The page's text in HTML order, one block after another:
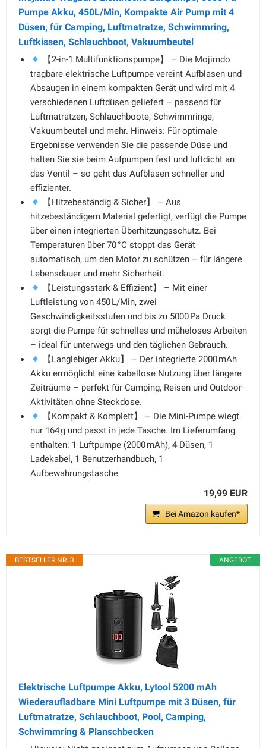
Pumpe Akku, 450L/Min, Kompakte Air Pump mit 4
Düsen, für Camping, Luftmatratze, Schwimmring,
Luftkissen, Schlauchboot, Vakuumbeutel
【2-in-1 Multifunktionspumpe】 – Die Mojimdo
tragbare elektrische Luftpumpe vereint Aufblasen und
Absaugen in einem kompakten Gerät und wird mit 4
verschiedenen Luftdüsen geliefert – passend für
Luftmatratzen, Schlauchboote, Schwimmringe,
Vakuumbeutel und mehr. Hinweis: Für optimale
Ergebnisse verwenden Sie die passende Düse und
halten Sie sie beim Aufpumpen fest und luftdicht an
das Ventil – so geht das Aufblasen schneller und
effizienter.
【Hitzebeständig & Sicher】 – Aus
hitzebeständigem Material gefertigt, verfügt die Pumpe
über einen integrierten Überhitzungsschutz. Bei
Temperaturen über 70 °C stoppt das Gerät
automatisch, um den Motor zu schützen – für längere
Lebensdauer und mehr Sicherheit.
【Leistungsstark & Effizient】 – Mit einer
Luftleistung von 450 L/Min, zwei
Geschwindigkeitsstufen und bis zu 5000 Pa Druck
sorgt die Pumpe für schnelles und müheloses Arbeiten
– ideal für unterwegs und den täglichen Gebrauch.
【Langlebiger Akku】 – Der integrierte 2000 mAh
Akku ermöglicht eine kabellose Nutzung über längere
Zeiträume – perfekt für Camping, Reisen und Outdoor-
Aktivitäten ohne Steckdose.
【Kompakt & Komplett】 – Die Mini-Pumpe wiegt
nur 164 g und passt in jede Tasche. Im Lieferumfang
enthalten: 1 Luftpumpe (2000 mAh), 4 Düsen, 1
Ladekabel, 1 Benutzerhandbuch, 1
Aufbewahrungstasche
19,99 EUR
Bei Amazon kaufen*
ANGEBOT
BESTSELLER NR. 3
Elektrische Luftpumpe Akku, Lytool 5200 mAh
Wiederaufladbare Mini Luftpumpe mit 3 Düsen, für
Luftmatratze, Schlauchboot, Pool, Camping,
Schwimmring & Planschbecken